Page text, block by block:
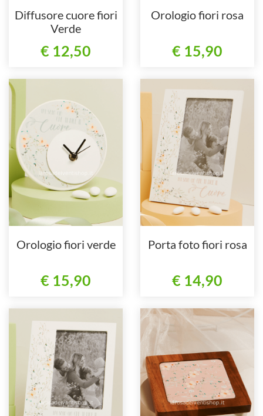
Diffusore cuore fiori
Verde
€ 12,50
Orologio fiori rosa
€ 15,90
Orologio fiori verde
€ 15,90
Porta foto fiori rosa
€ 14,90